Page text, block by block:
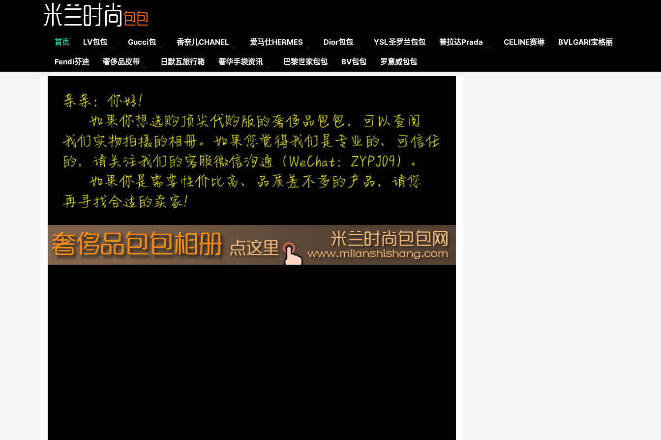
首页 LV包包 Gucci包 香奈儿CHANEL 爱马仕HERMES Dior包包 YSL圣罗兰包包 普拉达Prada CELINE赛琳 BVLGARI宝格丽
Fendi芬迪 奢侈品皮带 日默瓦旅行箱 奢华手袋资讯 巴黎世家包包 BV包包 罗意威包包